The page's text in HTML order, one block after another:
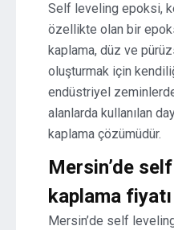
Self leveling epoksi,
özellikte olan bir
kaplama, düz ve
oluşturmak için
endüstriyel
alanlarda kullanılan
kaplama çözümüdür.
Mersin’de
kaplama
Mersin’de self